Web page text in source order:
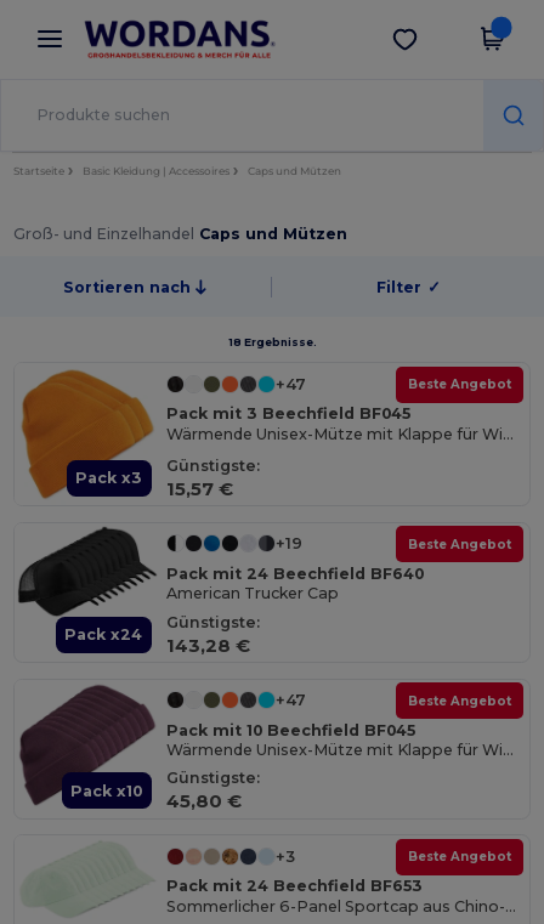
× Wordans App
Bessere Preise in der App!
App holen
Startseite Basic Kleidung | Accessoires Caps und Mützen
Groß- und Einzelhandel Caps und Mützen
Sortieren nach Filter ✓
18 Ergebnisse.
Pack x3
Beste Angebot
+47
Pack mit 3 Beechfield BF045
Wärmende Unisex-Mütze mit Klappe für Wintertage
Günstigste:
15,57 €
Pack x24
Beste Angebot
+19
Pack mit 24 Beechfield BF640
American Trucker Cap
Günstigste:
143,28 €
Pack x10
Beste Angebot
+47
Pack mit 10 Beechfield BF045
Wärmende Unisex-Mütze mit Klappe für Wintertage
Günstigste:
45,80 €
Beste Angebot
+3
Pack mit 24 Beechfield BF653
Sommerlicher 6-Panel Sportcap aus Chino-Baumwolle